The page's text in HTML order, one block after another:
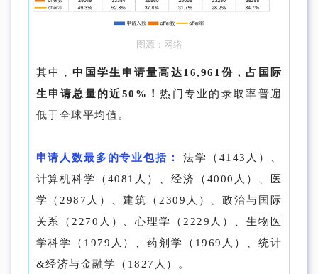
图源：网络
其中，中国学生申请量高达16,961份，占国际
生申请总量的近50%！热门专业的录取率普遍
低于全球平均值。
申请人数最多的专业包括：
法学（4143人）、
计算机科学（4081人）、经济（4000人）、医
学（2987人）、建筑（2309人）、政治与国际
关系（2270人）、心理学（2229人）、生物医
学科学（1979人）、药剂学（1969人）、统计
&经济与金融学（1827人）。